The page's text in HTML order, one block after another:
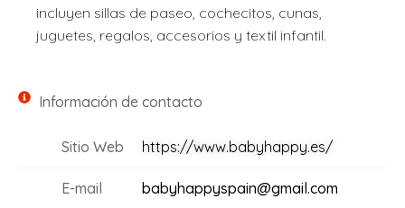
incluyen sillas de paseo, cochecitos, cunas,
juguetes, regalos, accesorios y textil infantil.
Información de contacto
Sitio Web https://www.babyhappy.es/
E-mail babyhappyspain@gmail.com